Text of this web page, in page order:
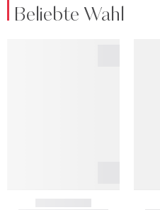
Beliebte Wahl